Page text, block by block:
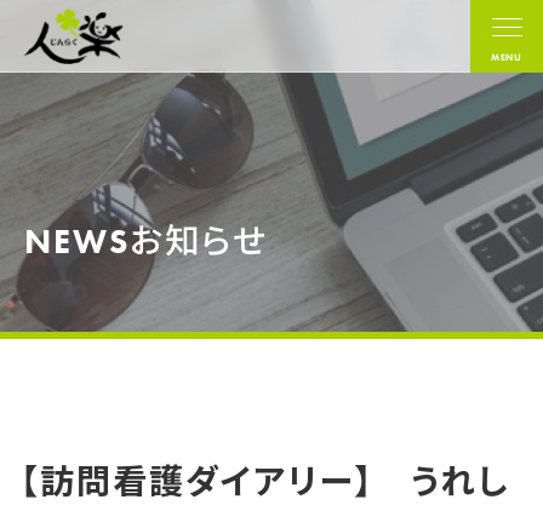
MENU
NEWSお知らせ
【訪問看護ダイアリー】 うれし